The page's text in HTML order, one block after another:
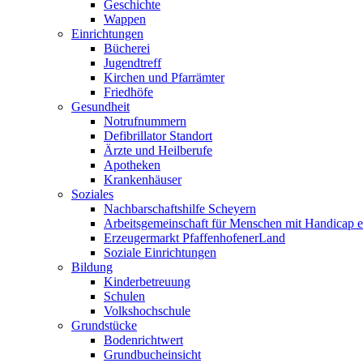
Geschichte
Wappen
Einrichtungen
Bücherei
Jugendtreff
Kirchen und Pfarrämter
Friedhöfe
Gesundheit
Notrufnummern
Defibrillator Standort
Ärzte und Heilberufe
Apotheken
Krankenhäuser
Soziales
Nachbarschaftshilfe Scheyern
Arbeitsgemeinschaft für Menschen mit Handicap
Erzeugermarkt PfaffenhofenerLand
Soziale Einrichtungen
Bildung
Kinderbetreuung
Schulen
Volkshochschule
Grundstücke
Bodenrichtwert
Grundbucheinsicht